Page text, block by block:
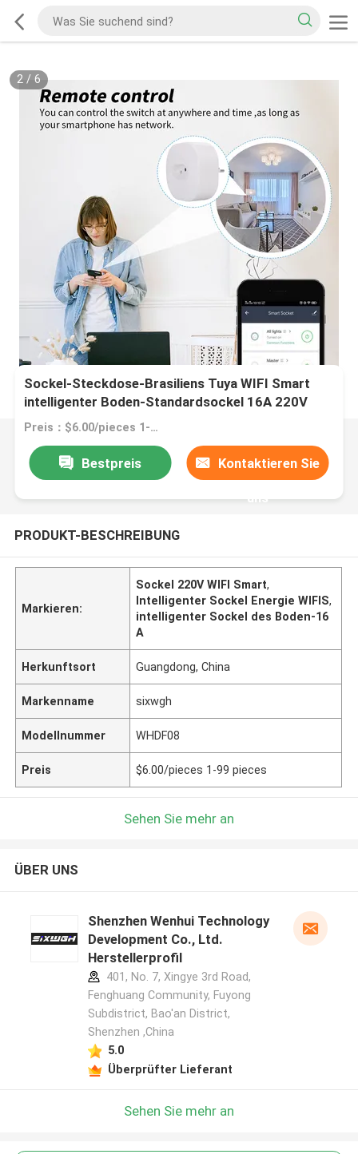
2/ 6
Sockel-Steckdose-Brasiliens Tuya WIFI Smart
intelligenter Boden-Standardsockel 16A 220V
127V 50Hz
Preis：$6.00/pieces 1-99 pieces
Bestpreis Kontaktieren Sie
uns
PRODUKT-BESCHREIBUNG
Markieren:
Sockel 220V WIFI Smart,
Intelligenter Sockel Energie WIFIS,
intelligenter Sockel des Boden-16
A
Herkunftsort Guangdong, China
Markenname sixwgh
Modellnummer WHDF08
Preis $6.00/pieces 1-99 pieces
Sehen Sie mehr an
ÜBER UNS
Shenzhen Wenhui Technology
Development Co., Ltd.
Herstellerprofil
401, No. 7, Xingye 3rd Road,
Fenghuang Community, Fuyong
Subdistrict, Bao'an District,
Shenzhen ,China
5.0
Überprüfter Lieferant
Sehen Sie mehr an